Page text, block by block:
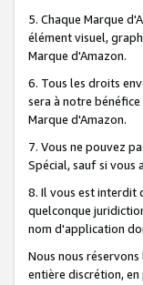
5. Chaque Marque
élément visuel,
Marque d'Amazon.
6. Tous les droits
sera à notre
Marque d'Amazon.
7. Vous ne pouvez
Spécial, sauf si vous
8. Il vous est interdit
quelconque
nom d'application
Nous nous
entière discrétion,